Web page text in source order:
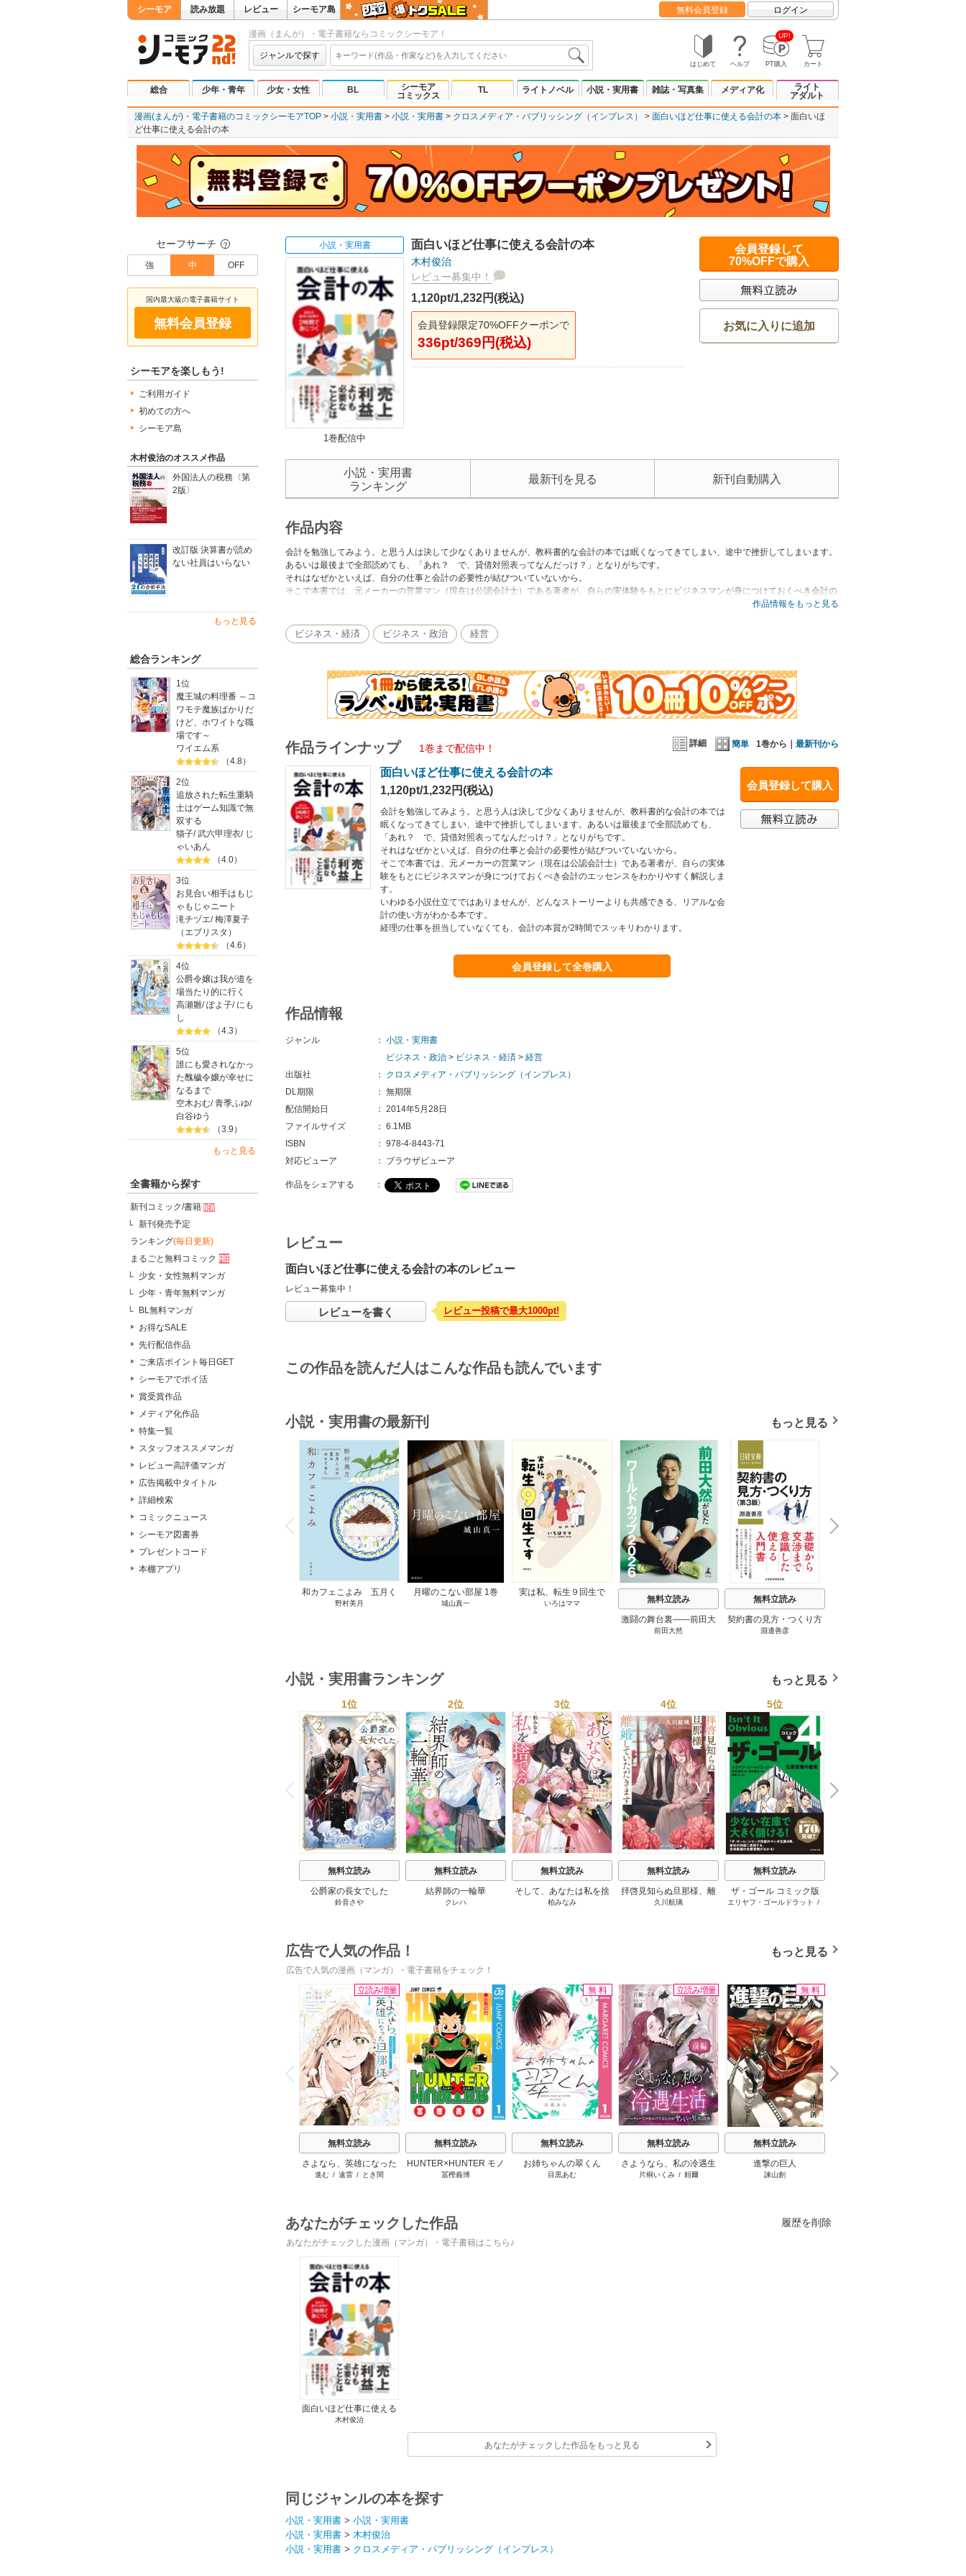
シーモア 読み放題 レビュー シーモア島 無料会員登録 ログイン
漫画（まんが）・電子書籍ならコミックシーモア！
ジャンルで探す
はじめて ヘルプ
UP!
PT購入 カート
総合 少年・青年 少女・女性 BL
シーモア
コミックス
TL ライトノベル 小説・実用書 雑誌・写真集 メディア化
ライト
アダルト
漫画(まんが)・電子書籍のコミックシーモアTOP 小説・実用書 小説・実用書 クロスメディア・パブリッシング（インプレス） 面白いほど仕事に使える会計の本
面白いほ
ど仕事に使える会計の本
セーフサーチ ？
強 中 OFF
国内最大級の電子書籍サイト
無料会員登録
シーモアを楽しもう!
ご利用ガイド
初めての方へ
シーモア島
木村俊治のオススメ作品
外国法人の税務〈第
2版〉
改訂版 決算書が読め
ない社員はいらない
もっと見る
総合ランキング
1位
魔王城の料理番 ～コ
ワモテ魔族ばかりだ
けど、ホワイトな職
場です～
ワイエム系
（4.8）
2位
追放された転生重騎
士はゲーム知識で無
双する
猫子/武六甲理衣/ じ
ゃいあん
（4.0）
3位
お見合い相手はもじ
ゃもじゃニート
滝チヅエ/梅澤夏子
（エブリスタ）
（4.6）
4位
公爵令嬢は我が道を
場当たり的に行く
高瀬雛/ぽよ子/ にも
し
（4.3）
5位
誰にも愛されなかっ
た醜穢令嬢が幸せに
なるまで
空木おむ/青季ふゆ/
白谷ゆう
（3.9）
もっと見る
全書籍から探す
新刊コミック/書籍
新刊発売予定
ランキング(毎日更新)
まるごと無料コミック
少女・女性無料マンガ
少年・青年無料マンガ
BL無料マンガ
お得なSALE
先行配信作品
ご来店ポイント毎日GET
シーモアでポイ活
賞受賞作品
メディア化作品
特集一覧
スタッフオススメマンガ
レビュー高評価マンガ
広告掲載中タイトル
詳細検索
コミックニュース
シーモア図書券
プレゼントコード
本棚アプリ
小説・実用書
1巻配信中
面白いほど仕事に使える会計の本
木村俊治
レビュー募集中！
1,120pt/1,232円(税込)
会員登録限定70%OFFクーポンで
336pt/369円(税込)
会員登録して
70%OFFで購入
お気に入りに追加
小説・実用書
ランキング
最新刊を見る 新刊自動購入
作品内容
会計を勉強してみよう。と思う人は決して少なくありませんが、教科書的な会計の本では眠くなってきてしまい、途中で挫折してしまいます。
あるいは最後まで全部読めても、「あれ？ で、貸借対照表ってなんだっけ？」となりがちです。
それはなぜかといえば、自分の仕事と会計の必要性が結びついていないから。
そこで本書では、元メーカーの営業マン（現在は公認会計士）である著者が、自らの実体験をもとにビジネスマンが身につけておくべき会計の
経理の仕事を担当していなくても、会計の本質が2時間でスッキリわかります。
作品情報をもっと見る
ビジネス・経済 ビジネス・政治 経営
詳細 簡単 1巻から｜ 最新刊から
作品ラインナップ 1巻まで配信中！
会員登録して購入
面白いほど仕事に使える会計の本
1,120pt/1,232円(税込)
会計を勉強してみよう。と思う人は決して少なくありませんが、教科書的な会計の本では
眠くなってきてしまい、途中で挫折してしまいます。あるいは最後まで全部読めても、
「あれ？ で、貸借対照表ってなんだっけ？」となりがちです。
それはなぜかといえば、自分の仕事と会計の必要性が結びついていないから。
そこで本書では、元メーカーの営業マン（現在は公認会計士）である著者が、自らの実体
験をもとにビジネスマンが身につけておくべき会計のエッセンスをわかりやすく解説しま
す。
いわゆる小説仕立てではありませんが、どんなストーリーよりも共感できる、リアルな会
計の使い方がわかる本です。
経理の仕事を担当していなくても、会計の本質が2時間でスッキリわかります。
会員登録して全巻購入
作品情報
ジャンル ： 小説・実用書
ビジネス・政治 > ビジネス・経済 > 経営
出版社
：
クロスメディア・パブリッシング（インプレス）
DL期限
： 無期限
配信開始日
： 2014年5月28日
ファイルサイズ
： 6.1MB
ISBN
： 978-4-8443-71
対応ビューア
： ブラウザビューア
作品をシェアする ：
レビュー
面白いほど仕事に使える会計の本のレビュー
レビュー募集中！
レビューを書く レビュー投稿で最大1000pt!
この作品を読んだ人はこんな作品も読んでいます
小説・実用書の最新刊 もっと見る
P
r
e
v
i
o
u
和カフェこよみ 五月く
んの夏のおもてなし 1巻
野村美月
月曜のこない部屋 1巻
城山真一
実は私、転生９回生で
す マンガ 私の前世物
いろはママ
無料立読み
激闘の舞台裏――前田大
然が見たワールドカップ
前田大然
無料立読み
契約書の見方・つくり方
＜第３版＞ 1巻
淵邊善彦
N
e
x
t
小説・実用書ランキング もっと見る
P
r
e
v
i
o
u
s
1位
無料立読み
公爵家の長女でした
鈴音さや
2位
無料立読み
結界師の一輪華
クレハ
3位
無料立読み
そして、あなたは私を捨
てる
柏みなみ
4位
無料立読み
拝啓見知らぬ旦那様、離
婚していただきます
久川航璃
5位
無料立読み
ザ・ゴール コミック版
エリヤフ・ゴールドラット
/
N
e
x
t
広告で人気の作品！ もっと見る
広告で人気の漫画（マンガ）・電子書籍をチェック！
P
r
e
v
i
o
u
s
立読み増量
無料立読み
さよなら、英雄になった
旦那様 ～ただ祈るだけ
進む / 遠雷 / とき間
無料立読み
HUNTER×HUNTER モノ
クロ版
冨樫義博
無料
無料立読み
お姉ちゃんの翠くん
目黒あむ
立読み増量
無料立読み
さようなら、私の冷遇生
活 ～パーティーで声をか
片桐いくみ/ 頼爾
無料
無料立読み
進撃の巨人
諫山創
N
e
x
t
あなたがチェックした作品 履歴を削除
あなたがチェックした漫画（マンガ）・電子書籍はこちら♪
面白いほど仕事に使える
会計の本
木村俊治
あなたがチェックした作品をもっと見る
同じジャンルの本を探す
小説・実用書 > 小説・実用書
小説・実用書 > 木村俊治
小説・実用書 > クロスメディア・パブリッシング（インプレス）